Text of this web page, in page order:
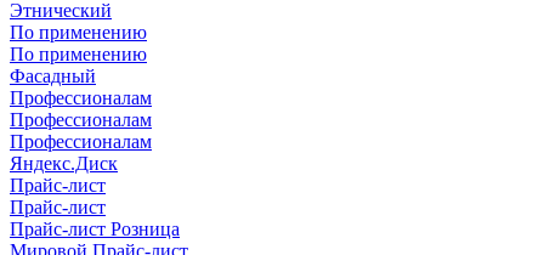
Этнический
По применению
По применению
Фасадный
Профессионалам
Профессионалам
Профессионалам
Яндекс.Диск
Прайс-лист
Прайс-лист
Прайс-лист Розница
Мировой Прайс-лист